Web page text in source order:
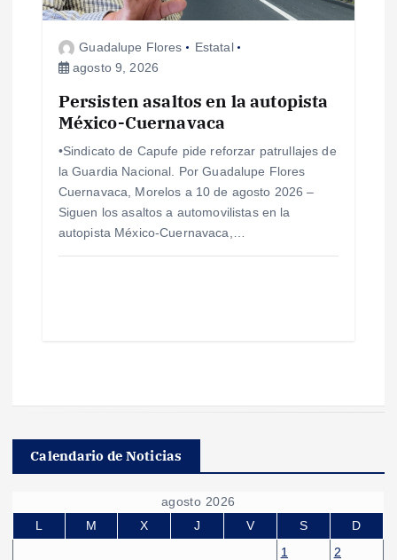
Guadalupe Flores
Estatal
agosto 9, 2026
Persisten asaltos en la autopista
México-Cuernavaca
•Sindicato de Capufe pide reforzar patrullajes de
la Guardia Nacional. Por Guadalupe Flores
Cuernavaca, Morelos a 10 de agosto 2026 –
Siguen los asaltos a automovilistas en la
autopista México-Cuernavaca,…
Calendario de Noticias
agosto 2026
L
M X J V S
D
1
2